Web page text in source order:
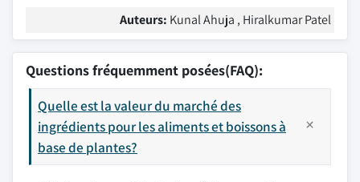
Auteurs: Kunal Ahuja , Hiralkumar Patel
Questions fréquemment posées(FAQ):
Quelle est la valeur du marché des
ingrédients pour les aliments et boissons à
base de plantes?